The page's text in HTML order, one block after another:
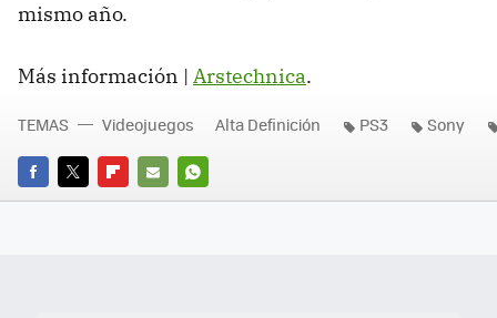
mismo año.
Más información | Arstechnica.
FACEBOOK
TWITTERFLIPBOARD
E-
WHATSAPP
TEMAS Videojuegos Alta Definición PS3 Sony